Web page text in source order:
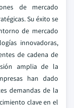
de mercado
Su éxito se
de mercado
innovadoras,
de cadena de
amplia de la
han dado
demandas de la
clave en el